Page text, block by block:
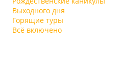
Выходного дня
Горящие туры
Всё включено